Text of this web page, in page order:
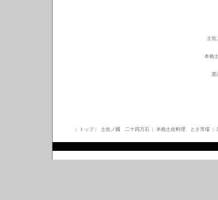
土
本格
黒
| トップ | 土佐ノ國 二十四万石 | 本格土佐料理 とさ市場 |